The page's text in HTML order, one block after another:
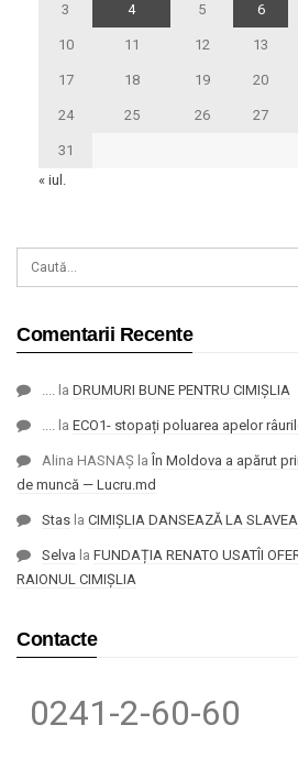
3 4 5 6
10 11 12 13
17 18 19 20
24 25 26 27
31
« iul.
Comentarii Recente
.... la DRUMURI BUNE PENTRU CIMIȘLIA
.... la ECO1- stopați poluarea apelor
Alina HASNAȘ la În Moldova a apărut
de muncă — Lucru.md
Stas la CIMIȘLIA DANSEAZĂ LA
Selva la FUNDAȚIA RENATO USATÎI
RAIONUL CIMIȘLIA
Contacte
0241-2-60-60